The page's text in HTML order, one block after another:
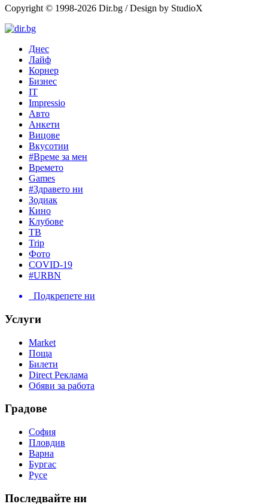
Copyright © 1998-2026 Dir.bg / Design by StudioX
Днес
Лайф
Корнер
Бизнес
IT
Impressio
Авто
Анкети
Вицове
Вкусотии
#Време за мен
Времето
Games
#Здравето ни
Зодиак
Кино
Клубове
ТВ
Trip
Фото
COVID-19
#URBN
Подкрепете ни
Услуги
Market
Поща
Билети
Direct Реклама
Обяви за работа
Градове
София
Пловдив
Варна
Бургас
Русе
Последвайте ни